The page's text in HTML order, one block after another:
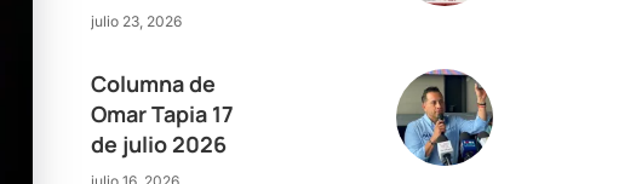
julio 23, 2026
Columna de
Omar Tapia 17
de julio 2026